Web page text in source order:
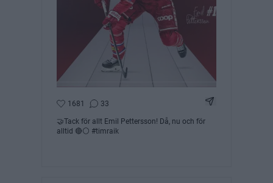
1681 33 Dela
🤝Tack för allt Emil Pettersson! Då, nu och för
alltid 🔴⚪ #timraik